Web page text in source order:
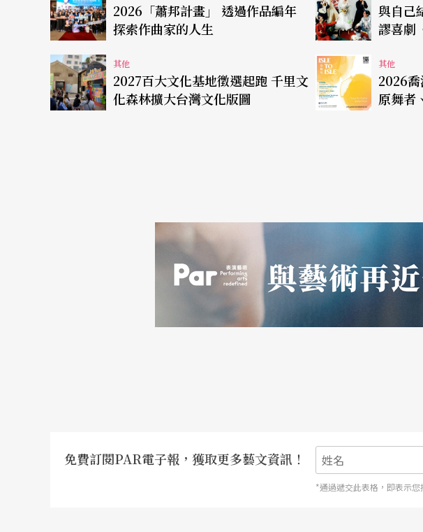
2026「蕭邦計畫」 透過作品編年
探索作曲家的人生
與自己
謬喜劇
其他
2027百大文化基地徵選起跑 千里文
化森林擴大台灣文化版圖
其他
2026
原舞者
免費訂閱PAR電子報，獲取更多藝文資訊！
*通過遞交此表格，即表示